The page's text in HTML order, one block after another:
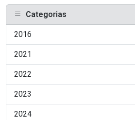
Categorias
2016
2021
2022
2023
2024